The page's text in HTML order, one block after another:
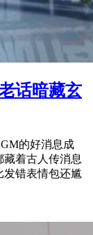
话暗藏玄
的好消息成
着古人传消息
发错表情包还尴